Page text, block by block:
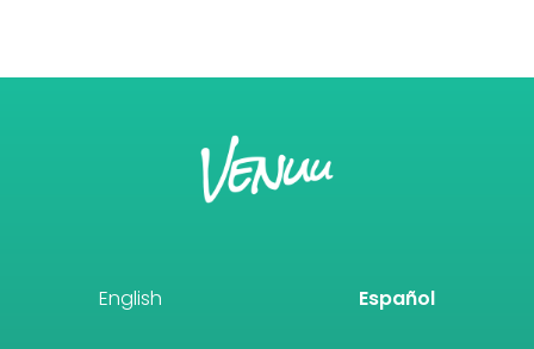
English Español